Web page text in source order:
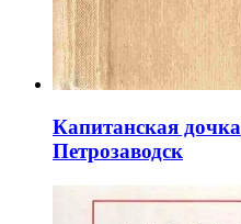
Капитанская дочка
Петрозаводск